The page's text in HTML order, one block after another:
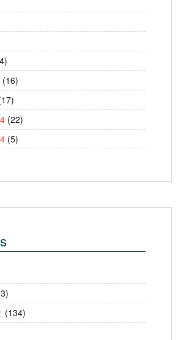
(16)
(22)
(5)
(134)